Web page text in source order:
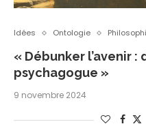
Idées Ontologie
« Débunker l’avenir
psychagogue »
9 novembre 2024